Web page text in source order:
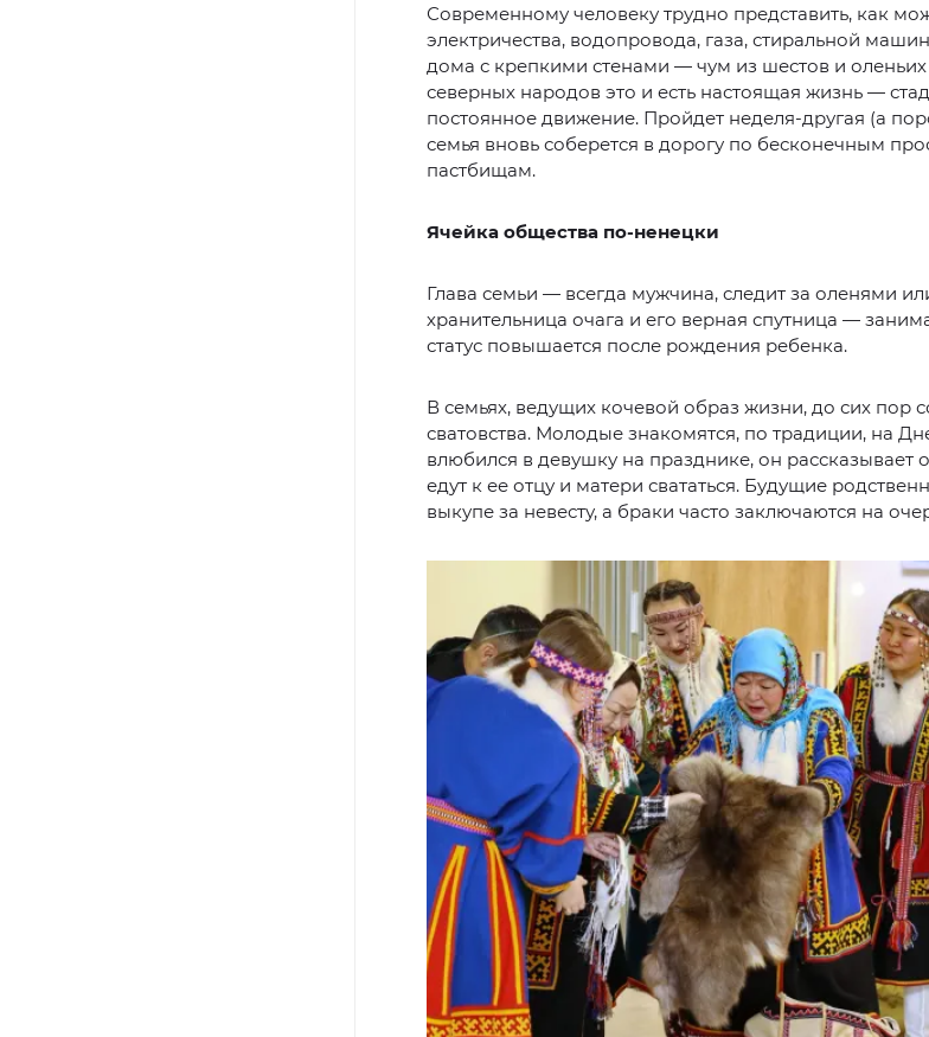
Современному человеку трудно представить, как
электричества, водопровода, газа, стиральной
дома с крепкими стенами — чум из шестов и
северных народов это и есть настоящая жизнь —
постоянное движение. Пройдет неделя-другая (а
семья вновь соберется в дорогу по бесконечным
пастбищам.
Ячейка общества по-ненецки
Глава семьи — всегда мужчина, следит за оленями
хранительница очага и его верная спутница —
статус повышается после рождения ребенка.
В семьях, ведущих кочевой образ жизни, до сих пор
сватовства. Молодые знакомятся, по традиции, на
влюбился в девушку на празднике, он рассказывает
едут к ее отцу и матери свататься. Будущие
выкупе за невесту, а браки часто заключаются на